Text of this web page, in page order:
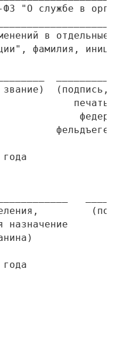
"О службе в
в отдельные
фамилия,
звание)
назначение